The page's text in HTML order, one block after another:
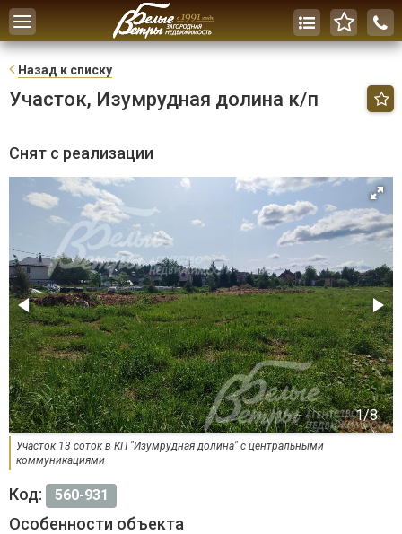
Toggle
navigation
Назад к списку
Участок, Изумрудная долина к/п
Снят с реализации
Участок 13 соток в КП "Изумрудная долина" с центральными
коммуникациями
Код: 560-931
Особенности объекта